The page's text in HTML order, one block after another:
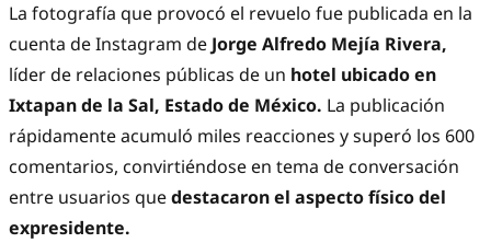
La fotografía que provocó el revuelo fue publicada en la
cuenta de Instagram de Jorge Alfredo Mejía Rivera,
líder de relaciones públicas de un hotel ubicado en
Ixtapan de la Sal, Estado de México. La publicación
rápidamente acumuló miles reacciones y superó los 600
comentarios, convirtiéndose en tema de conversación
entre usuarios quedestacaron el aspecto físico del
expresidente.